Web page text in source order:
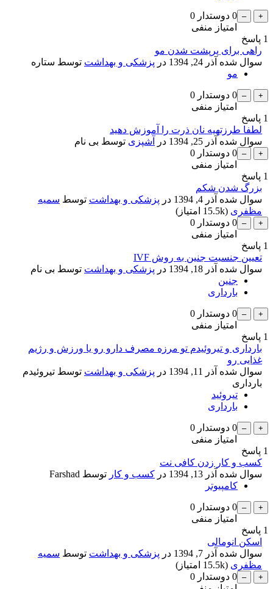
0 دوستدار 0
امتیاز منفی
1 پاسخ
راهی برای پرپشت شدن مو
سوال شده آذر 24, 1394 در پزشکی و بهداشت توسط ستاره
مو
0 دوستدار 0
امتیاز منفی
1 پاسخ
لطفا طرزتهیه نان ذرت را آموزش دهید
سوال شده آذر 25, 1394 در آشپزی توسط بی نام
0 دوستدار 0
امتیاز منفی
1 پاسخ
بزرگ شدن شکم
سوال شده آذر 4, 1394 در پزشکی و بهداشت توسط سمیه
مظفری (
15.5k امتیاز)
0 دوستدار 0
امتیاز منفی
1 پاسخ
تعیین جنسیت جنین به روش IVF
سوال شده آذر 18, 1394 در پزشکی و بهداشت توسط بی نام
جنین
بارداری
0 دوستدار 0
امتیاز منفی
1 پاسخ
بارداری و تیروئیدم تو مرزه مصرف دارو رو یا ورزش و رژیم
غذایی رو
سوال شده آذر 11, 1394 در پزشکی و بهداشت توسط تیروئیدم
بارداری
تیروئید
بارداری
0 دوستدار 0
امتیاز منفی
1 پاسخ
کسب و کار زدن کافی نت
سوال شده آذر 13, 1394 در کسب و کار توسط Farshad
کامپیوتر
0 دوستدار 0
امتیاز منفی
1 پاسخ
اسکن انومالی
سوال شده آذر 7, 1394 در پزشکی و بهداشت توسط سمیه
مظفری (
15.5k امتیاز)
0 دوستدار 0